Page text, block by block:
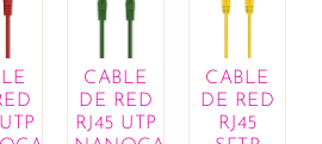
CABLE
DE RED
RJ45 UTP
CABLE
DE RED
RJ45